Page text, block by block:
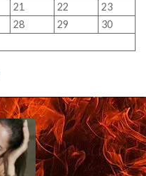
21 22
23
28 29
30